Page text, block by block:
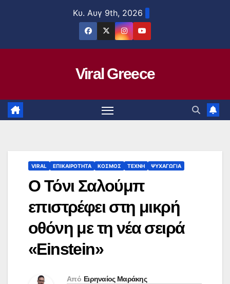
Κυ. Αυγ 9th, 2026
Viral Greece
VIRAL ΕΠΙΚΑΙΡΟΤΗΤΑ ΚΟΣΜΟΣ ΤΕΧΝΗ ΨΥΧΑΓΩΓΙΑ
Ο Τόνι Σαλούμπ
επιστρέφει στη μικρή
οθόνη με τη νέα σειρά
«Einstein»
Από Ειρηναίος Μαράκης